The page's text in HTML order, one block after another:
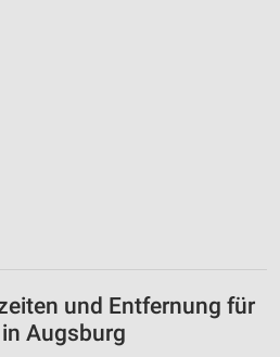
und Entfernung für
Augsburg